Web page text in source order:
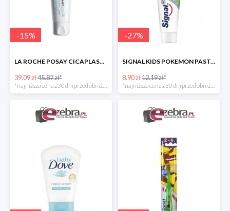
-15%
LA ROCHE POSAY CICAPLAST BAUME B5 KOJĄCY BALSAM REGENERUJĄCY
39.09 zł45.87 zł*
*najniższa cena z 30 dni przed obniżką
-27%
SIGNAL KIDS POKEMON PASTA DO ZĘBÓW DLA DZIECI
8.90 zł12.19 zł*
*najniższa cena z 30 dni przed obniżką